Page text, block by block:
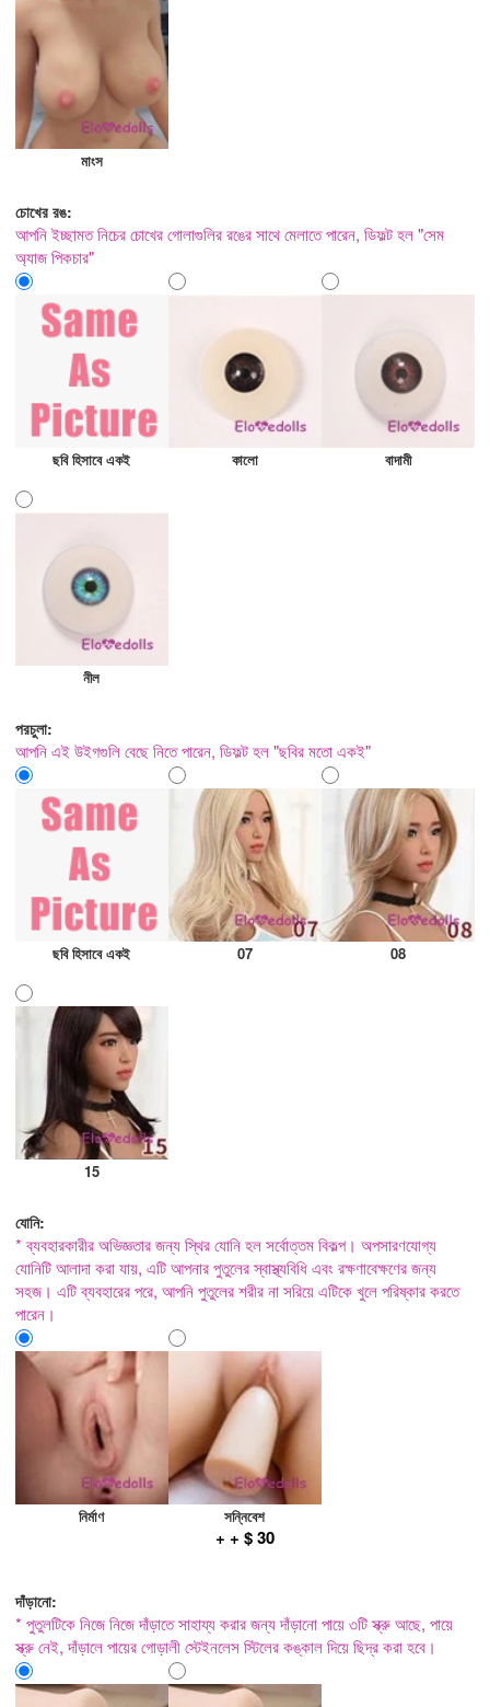
মাংস
চোখের রঙ:
আপনি ইচ্ছামত নিচের চোখের গোলাগুলির রঙের সাথে মেলাতে পারেন, ডিফল্ট হল "সেম
অ্যাজ পিকচার"
ছবি হিসাবে একই কালো বাদামী
নীল
পরচুলা:
আপনি এই উইগগুলি বেছে নিতে পারেন, ডিফল্ট হল "ছবির মতো একই"
ছবি হিসাবে একই 07 08
15
যোনি:
* ব্যবহারকারীর অভিজ্ঞতার জন্য স্থির যোনি হল সর্বোত্তম বিকল্প। অপসারণযোগ্য
যোনিটি আলাদা করা যায়, এটি আপনার পুতুলের স্বাস্থ্যবিধি এবং রক্ষণাবেক্ষণের জন্য
সহজ। এটি ব্যবহারের পরে, আপনি পুতুলের শরীর না সরিয়ে এটিকে খুলে পরিষ্কার করতে
পারেন।
নির্মাণ সন্নিবেশ
+ + $ 30
দাঁড়ানো:
* পুতুলটিকে নিজে নিজে দাঁড়াতে সাহায্য করার জন্য দাঁড়ানো পায়ে ৩টি স্ক্রু আছে, পায়ে
স্ক্রু নেই, দাঁড়ালে পায়ের গোড়ালী স্টেইনলেস স্টিলের কঙ্কাল দিয়ে ছিদ্র করা হবে।